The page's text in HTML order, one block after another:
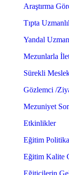
Araştırma
Tıpta
Yandal
Mezunlarla
Sürekli
Gözlemci /
Mezuniyet
Etkinlikler
Eğitim
Eğitim Kalite